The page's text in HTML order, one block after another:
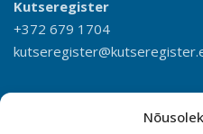
Kutseregister
+372 679 1704